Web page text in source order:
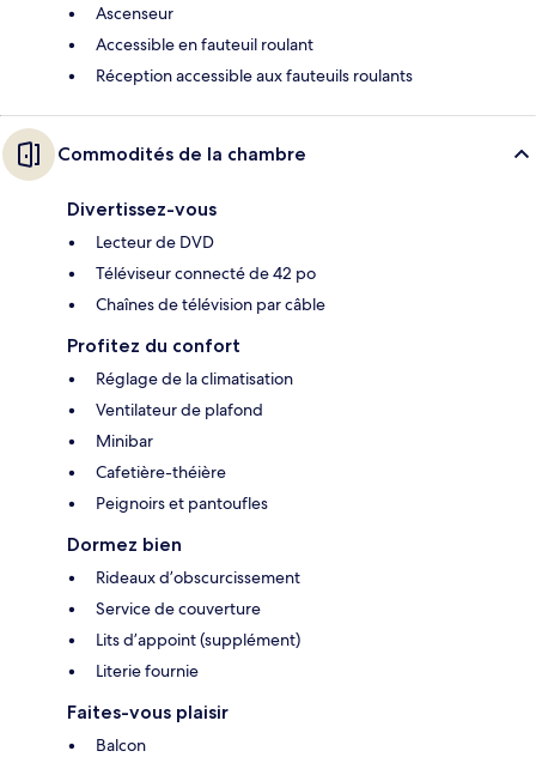
Ascenseur
Accessible en fauteuil roulant
Réception accessible aux fauteuils roulants
Commodités de la chambre
Divertissez-vous
Lecteur de DVD
Téléviseur connecté de 42 po
Chaînes de télévision par câble
Profitez du confort
Réglage de la climatisation
Ventilateur de plafond
Minibar
Cafetière-théière
Peignoirs et pantoufles
Dormez bien
Rideaux d’obscurcissement
Service de couverture
Lits d’appoint (supplément)
Literie fournie
Faites-vous plaisir
Balcon